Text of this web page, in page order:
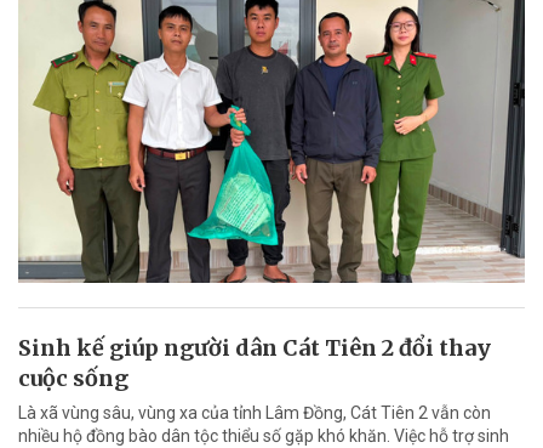
Sinh kế giúp người dân Cát Tiên 2 đổi thay
cuộc sống
Là xã vùng sâu, vùng xa của tỉnh Lâm Đồng, Cát Tiên 2 vẫn còn
nhiều hộ đồng bào dân tộc thiểu số gặp khó khăn. Việc hỗ trợ sinh